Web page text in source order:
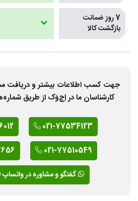
7 روز ضمانت
بازگشت کالا
جهت کسب اطلاعات بیشتر و دریافت
کارشناسان ما در اِچ‌وَک از طریق
021-77534123
021-77510549
گفتگو و مشاوره در